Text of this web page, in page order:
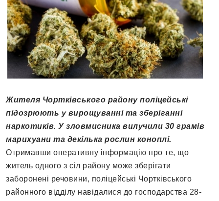
Жителя Чортківського району поліцейські
підозрюють у вирощуванні та зберіганні
наркотиків. У зловмисника вилучили 30 грамів
марихуани та декілька рослин коноплі.
Отримавши оперативну інформацію про те, що
житель одного з сіл району може зберігати
заборонені речовини, поліцейські Чортківського
районного відділу навідалися до господарства 28-